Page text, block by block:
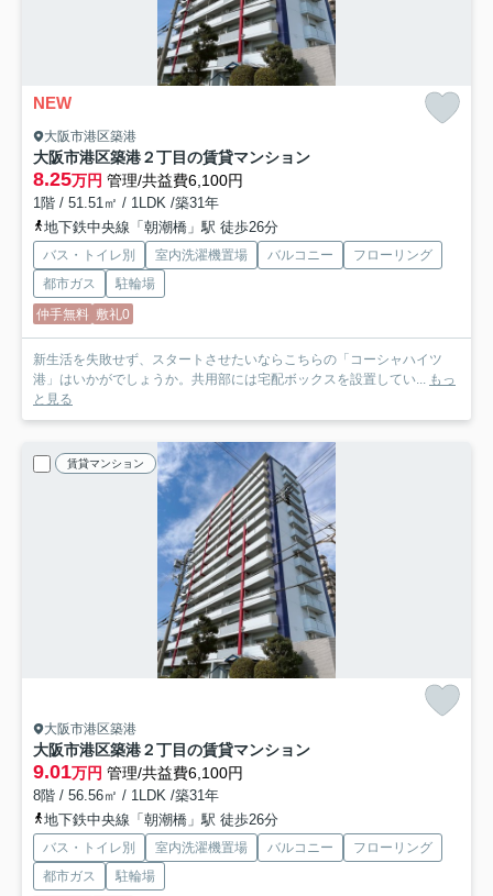
NEW
大阪市港区築港
大阪市港区築港２丁目の賃貸マンション
8.25万円 管理/共益費6,100円
1階 / 51.51㎡ / 1LDK /築31年
地下鉄中央線「朝潮橋」駅 徒歩26分
バス・トイレ別 室内洗濯機置場 バルコニー
フローリング
都市ガス
駐輪場
仲手無料 敷礼0
新生活を失敗せず、スタートさせたいならこちらの「コーシャハイツ
港」はいかがでしょうか。共用部には宅配ボックスを設置してい... もっ
と見る
賃貸マンション
大阪市港区築港
大阪市港区築港２丁目の賃貸マンション
9.01万円 管理/共益費6,100円
8階 / 56.56㎡ / 1LDK /築31年
地下鉄中央線「朝潮橋」駅 徒歩26分
バス・トイレ別 室内洗濯機置場 バルコニー
フローリング
都市ガス
駐輪場